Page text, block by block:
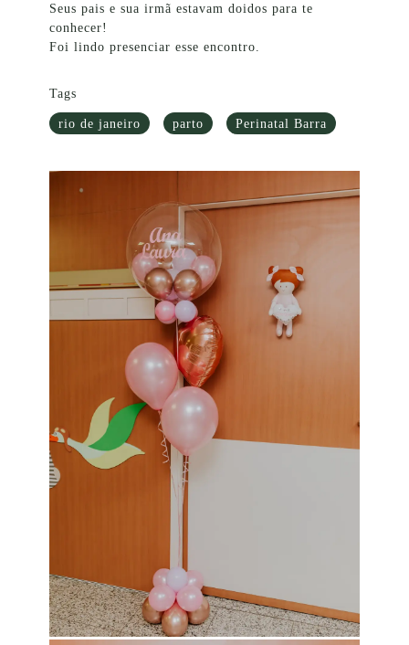
Seus pais e sua irmã estavam doidos para te
conhecer!
Foi lindo presenciar esse encontro.
Tags
rio de janeiro parto Perinatal Barra